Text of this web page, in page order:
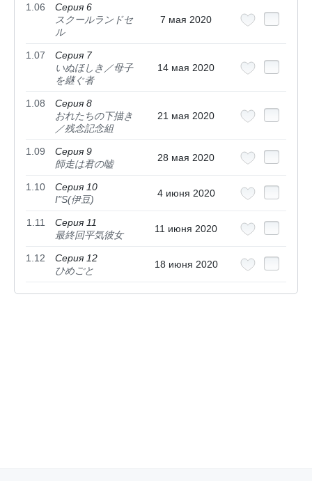
1.06
Серия 6
スクールランドセ
ル
7 мая 2020
1.07
Серия 7
いぬほしき／母子
を継ぐ者
14 мая 2020
1.08
Серия 8
おれたちの下描き
／残念記念組
21 мая 2020
1.09
Серия 9
師走は君の嘘
28 мая 2020
1.10
Серия 10
I"S(伊豆)
4 июня 2020
1.11
Серия 11
最終回平気彼女
11 июня 2020
1.12
Серия 12
ひめごと
18 июня 2020